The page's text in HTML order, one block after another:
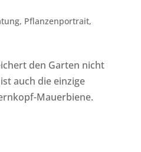
, Pflanzenportrait,
den Garten nicht
auch die einzige
Mauerbiene.